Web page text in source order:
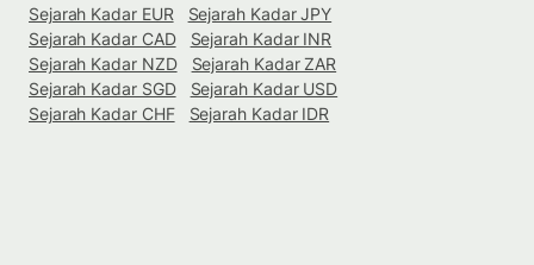
Sejarah Kadar EUR
Sejarah Kadar JPY
Sejarah Kadar CAD
Sejarah Kadar INR
Sejarah Kadar NZD
Sejarah Kadar ZAR
Sejarah Kadar SGD
Sejarah Kadar USD
Sejarah Kadar CHF
Sejarah Kadar IDR